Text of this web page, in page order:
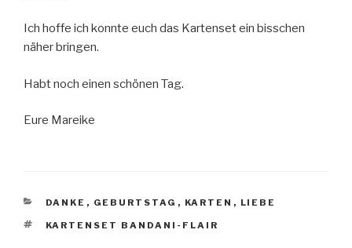
Ich hoffe ich konnte euch das Kartenset ein bisschen
näher bringen.
Habt noch einen schönen Tag.
Eure Mareike
KATEGORIEN
DANKE , GEBURTSTAG , KARTEN , LIEBE
SCHLAGWÖRTER
KARTENSET BANDANI-FLAIR